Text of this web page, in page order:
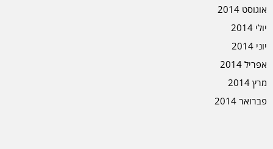
אוגוסט 2014
יולי 2014
יוני 2014
אפריל 2014
מרץ 2014
פברואר 2014